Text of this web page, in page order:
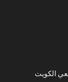
الكويت